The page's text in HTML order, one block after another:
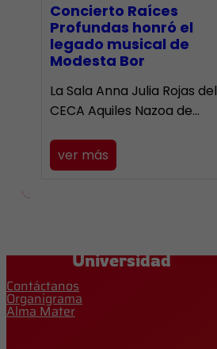
​Concierto Raíces
Profundas honró el
legado musical de
Modesta Bor
La Sala Anna Julia Rojas del
CECA Aquiles Nazoa de…
ver más
Universidad
Contáctanos
Organigrama
Alma Mater